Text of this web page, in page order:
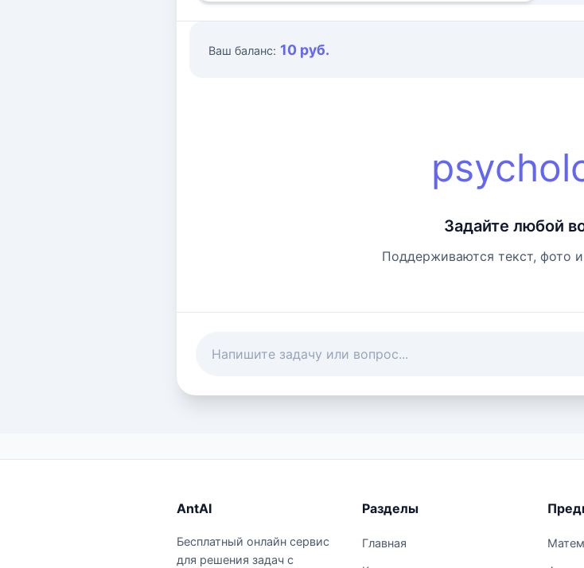
Ваш баланс: 10 руб.
Задайте любой
Поддерживаются текст, фото
AntAI
Бесплатный онлайн сервис
для решения задач с
Разделы
Главная